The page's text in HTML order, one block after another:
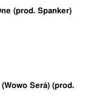
(prod. Spanker)
Será) (prod.